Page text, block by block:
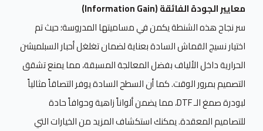
معايير الجودة الفائقة (Information Gain)
سر نجاح هذه الشنطة يكمن في مساميتها المدروسة؛ حيث تم
اختيار نسيج القماش السادة بعناية لضمان تغلغل أحبار السبلميشن
الحرارية داخل الألياف بفضل المعالجة المسبقة، مما يمنع تشقق
التصميم بمرور الوقت. كما أن السطح السادة يوفر التصاقاً مثالياً
لبودرة صمغ الـ DTF، مما يضمن ألواناً زاهية وحوافاً حادة
للتصاميم المعقدة. يمكنك استكشاف المزيد من الخيارات التي